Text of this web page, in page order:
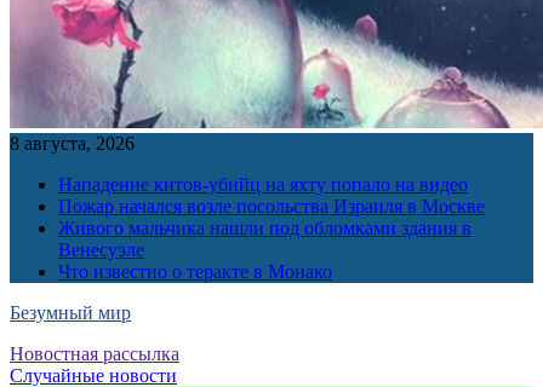
8 августа, 2026
Нападение китов-убийц на яхту попало на видео
Пожар начался возле посольства Израиля в Москве
Живого мальчика нашли под обломками здания в
Венесуэле
Что известно о теракте в Монако
Безумный мир
Новостная рассылка
Случайные новости